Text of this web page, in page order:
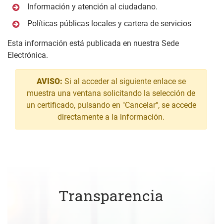
Información y atención al ciudadano.
Políticas públicas locales y cartera de servicios
Esta información está publicada en nuestra Sede
Electrónica.
AVISO: Si al acceder al siguiente enlace se
muestra una ventana solicitando la selección de
un certificado, pulsando en "Cancelar", se accede
directamente a la información.
Transparencia